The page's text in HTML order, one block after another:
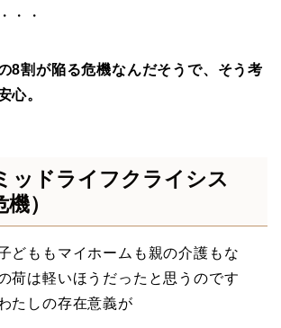
・・
8割が陥る危機なんだそうで、そう考
心。
ッドライフクライシス
）
どももマイホームも親の介護もな
荷は軽いほうだったと思うのです
たしの存在意義が